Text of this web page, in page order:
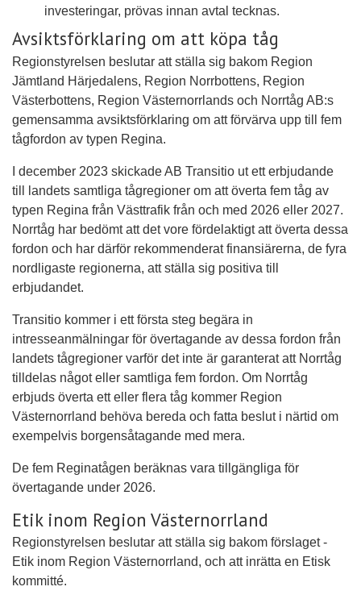
investeringar, prövas innan avtal tecknas.
Avsiktsförklaring om att köpa tåg
Regionstyrelsen beslutar att ställa sig bakom Region
Jämtland Härjedalens, Region Norrbottens, Region
Västerbottens, Region Västernorrlands och Norrtåg AB:s
gemensamma avsiktsförklaring om att förvärva upp till fem
tågfordon av typen Regina.
I december 2023 skickade AB Transitio ut ett erbjudande
till landets samtliga tågregioner om att överta fem tåg av
typen Regina från Västtrafik från och med 2026 eller 2027.
Norrtåg har bedömt att det vore fördelaktigt att överta dessa
fordon och har därför rekommenderat finansiärerna, de fyra
nordligaste regionerna, att ställa sig positiva till
erbjudandet.
Transitio kommer i ett första steg begära in
intresseanmälningar för övertagande av dessa fordon från
landets tågregioner varför det inte är garanterat att Norrtåg
tilldelas något eller samtliga fem fordon. Om Norrtåg
erbjuds överta ett eller flera tåg kommer Region
Västernorrland behöva bereda och fatta beslut i närtid om
exempelvis borgensåtagande med mera.
De fem Reginatågen beräknas vara tillgängliga för
övertagande under 2026.
Etik inom Region Västernorrland
Regionstyrelsen beslutar att ställa sig bakom förslaget -
Etik inom Region Västernorrland, och att inrätta en Etisk
kommitté.